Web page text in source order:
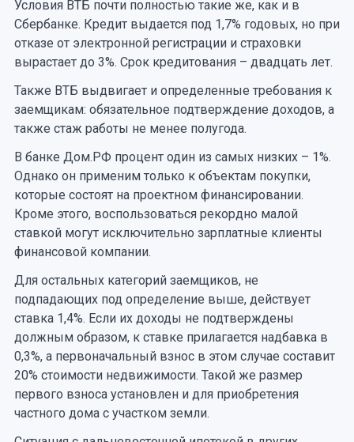
Условия ВТБ почти полностью такие же, как и в
Сбербанке. Кредит выдается под 1,7% годовых, но при
отказе от электронной регистрации и страховки
вырастает до 3%. Срок кредитования – двадцать лет.
Также ВТБ выдвигает и определенные требования к
заемщикам: обязательное подтверждение доходов, а
также стаж работы не менее полугода.
В банке Дом.РФ процент один из самых низких – 1%.
Однако он применим только к объектам покупки,
которые состоят на проектном финансировании.
Кроме этого, воспользоваться рекордно малой
ставкой могут исключительно зарплатные клиенты
финансовой компании.
Для остальных категорий заемщиков, не
подпадающих под определение выше, действует
ставка 1,4%. Если их доходы не подтверждены
должным образом, к ставке прилагается надбавка в
0,3%, а первоначальный взнос в этом случае составит
20% стоимости недвижимости. Такой же размер
первого взноса установлен и для приобретения
частного дома с участком земли.